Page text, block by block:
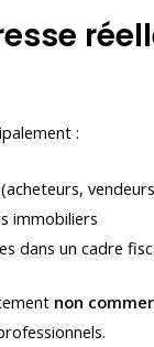
:
immobiliers
dans un cadre
non